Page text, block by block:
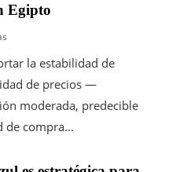
Egipto
la estabilidad de
de precios —
moderada, predecible
de compra...